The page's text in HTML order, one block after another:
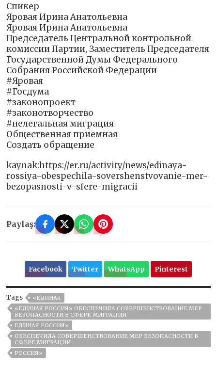
Спикер
Яровая Ирина Анатольевна
Яровая Ирина Анатольевна
Председатель Центральной контрольной
комиссии Партии, Заместитель Председателя
Государственной Думы Федерального
Собрания Российской Федерации
#Яровая
#Госдума
#законопроект
#законотворчество
#нелегальная миграция
Общественная приемная
Создать обращение
kaynak:https://er.ru/activity/news/edinaya-
rossiya-obespechila-sovershenstvovanie-mer-
bezopasnosti-v-sfere-migracii
Paylaş:
Facebook Twitter WhatsApp Pinterest
Tags
«ЕДИНАЯ
«ЕДИНАЯ РОССИЯ» ОБЕСПЕЧИЛА СОВЕРШЕНСТВОВАНИЕ МЕР
БЕЗОПАСНОСТИ В СФЕРЕ МИГРАЦИИ
ЕДИНАЯ РОССИЯ»
ОБЕСПЕЧИЛА СОВЕРШЕНСТВОВАНИЕ МЕР БЕЗОПАСНОСТИ В
СФЕРЕ МИГРАЦИИ
РОССИЯ»